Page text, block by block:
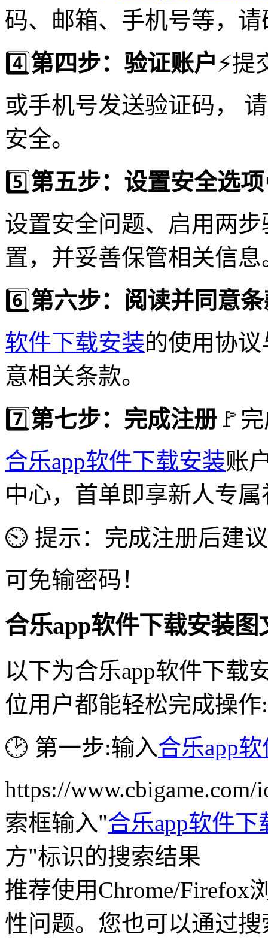
码、邮箱、手机号等，
4️⃣第四步：验证账户⚡️
或手机号发送验证码，
安全。
5️⃣第五步：设置安全选项
设置安全问题、启用两
置，并妥善保管相关信息
6️⃣第六步：阅读并同意
软件下载安装的使用协
意相关条款。
7️⃣第七步：完成注册 🚩
合乐app软件下载安装账
中心，首单即享新人专
⏲ 提示：完成注册后建
可免输密码！
合乐app软件下载安装
以下为合乐app软件下载
位用户都能轻松完成操作:
🕑 第一步:输入合乐app
https://
索框输入"合乐app软件下
方"标识的搜索结果
推荐使用Chrome/Firefox
性问题。您也可以通过